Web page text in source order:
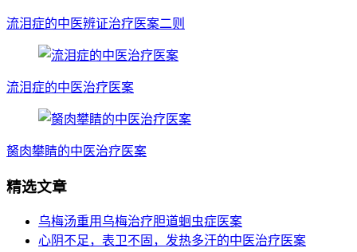
流泪症的中医辨证治疗医案二则
流泪症的中医治疗医案
胬肉攀睛的中医治疗医案
精选文章
乌梅汤重用乌梅治疗胆道蛔虫症医案
心阴不足，表卫不固，发热多汗的中医治疗医案